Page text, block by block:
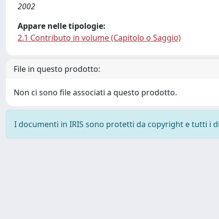
2002
Appare nelle tipologie:
2.1 Contributo in volume (Capitolo o Saggio)
File in questo prodotto:
Non ci sono file associati a questo prodotto.
I documenti in IRIS sono protetti da copyright e tutti i